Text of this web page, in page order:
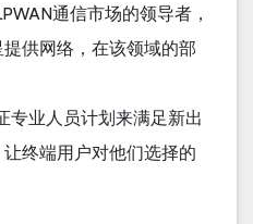
通信市场的领导者，
供网络，在该领域的部
专业人员计划来满足新出
终端用户对他们选择的